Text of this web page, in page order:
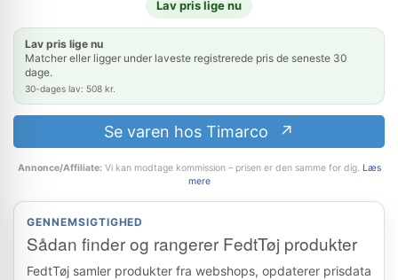
Lav pris lige nu
Lav pris lige nu
Matcher eller ligger under laveste registrerede pris de seneste 30
dage.
30-dages lav: 508 kr.
Se varen hos Timarco
Annonce/Affiliate:Vi kan modtage kommission – prisen er den samme for dig. Læs
mere
GENNEMSIGTIGHED
Sådan finder og rangerer FedtTøj produkter
FedtTøj samler produkter fra webshops, opdaterer prisdata